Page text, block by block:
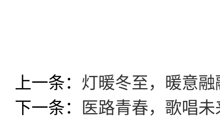
上一条： 灯暖冬至，暖意
下一条：
医路青春，歌唱